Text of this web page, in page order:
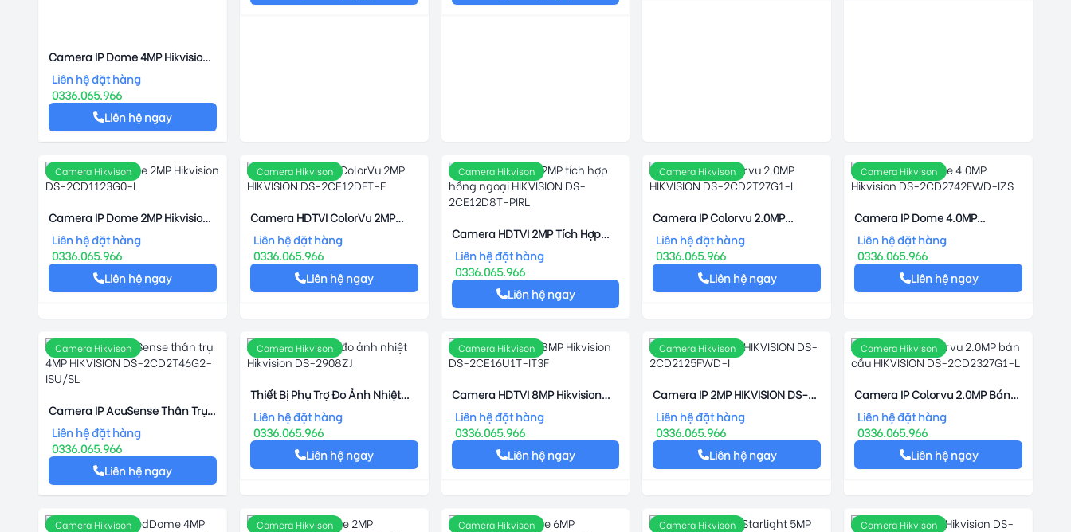
Camera IP Dome 4MP Hikvision
DS-2CD2543G2-IWS
Liên hệ đặt hàng
0336.065.966
Liên hệ ngay
Camera Hikvison
Camera IP Dome 2MP Hikvision
DS-2CD1123G0-I
Liên hệ đặt hàng
0336.065.966
Liên hệ ngay
Camera Hikvison
Camera HDTVI ColorVu 2MP
HIKVISION DS-2CE12DFT-F
Liên hệ đặt hàng
0336.065.966
Liên hệ ngay
Camera Hikvison
Camera HDTVI 2MP Tích Hợp
Hồng Ngoại HIKVISION DS-
2CE12D8T-PIRL
Liên hệ đặt hàng
0336.065.966
Liên hệ ngay
Camera Hikvison
Camera IP Colorvu 2.0MP
HIKVISION DS-2CD2T27G1-L
Liên hệ đặt hàng
0336.065.966
Liên hệ ngay
Camera Hikvison
Camera IP Dome 4.0MP
Hikvision DS-2CD2742FWD-IZS
Liên hệ đặt hàng
0336.065.966
Liên hệ ngay
Camera Hikvison
Camera IP AcuSense Thân Trụ
4MP HIKVISION DS-2CD2T46G2-
ISU/SL
Liên hệ đặt hàng
0336.065.966
Liên hệ ngay
Camera Hikvison
Thiết Bị Phụ Trợ Đo Ảnh Nhiệt
Hikvision DS-2908ZJ
Liên hệ đặt hàng
0336.065.966
Liên hệ ngay
Camera Hikvison
Camera HDTVI 8MP Hikvision
DS-2CE16U1T-IT3F
Liên hệ đặt hàng
0336.065.966
Liên hệ ngay
Camera Hikvison
Camera IP 2MP HIKVISION DS-
2CD2125FWD-I
Liên hệ đặt hàng
0336.065.966
Liên hệ ngay
Camera Hikvison
Camera IP Colorvu 2.0MP Bán
Cầu HIKVISION DS-2CD2327G1-
L
Liên hệ đặt hàng
0336.065.966
Liên hệ ngay
Camera Hikvison Camera Hikvison Camera Hikvison Camera Hikvison Camera Hikvison